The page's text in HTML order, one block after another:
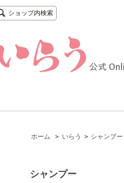
ショップ内検索
ホーム > いらう > シャンプー
シャンプー